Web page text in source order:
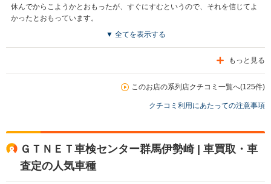
休んでからこようかとおもったが、すぐにすむというので、それを信じてよ
かったとおもっています。
▼ 全てを表示する
もっと見る
このお店の系列店クチコミ一覧へ(125件)
クチコミ利用にあたっての注意事項
ＧＴＮＥＴ車検センター群馬伊勢崎 | 車買取・車
査定の人気車種